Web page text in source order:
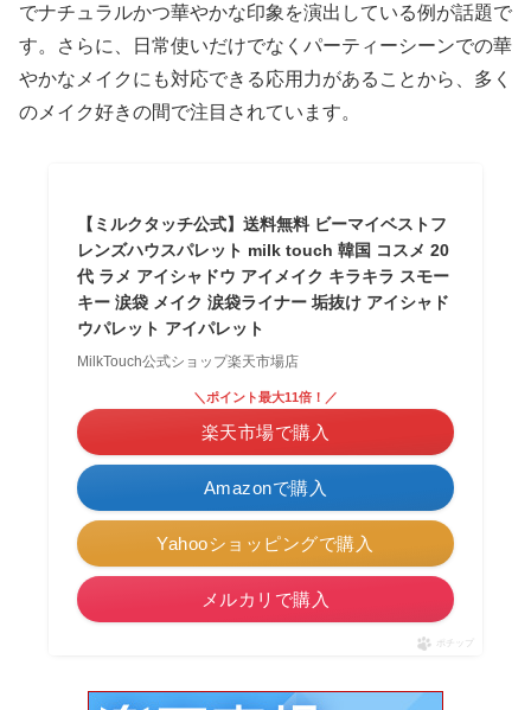
でナチュラルかつ華やかな印象を演出している例が話題で
す。さらに、日常使いだけでなくパーティーシーンでの華
やかなメイクにも対応できる応用力があることから、多く
のメイク好きの間で注目されています。
【ミルクタッチ公式】送料無料 ビーマイベストフ
レンズハウスパレット milk touch 韓国 コスメ 20
代 ラメ アイシャドウ アイメイク キラキラ スモー
キー 涙袋 メイク 涙袋ライナー 垢抜け アイシャド
ウパレット アイパレット
MilkTouch公式ショップ楽天市場店
Amazonで購入
＼ポイント最大11倍！／
楽天市場で購入
Yahooショッピングで購入
メルカリで購入
ポチップ